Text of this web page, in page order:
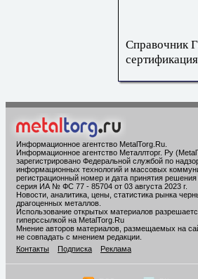
Справочник
Информационное агентство MetalTorg.Ru
Информационное агентство Металлторг. Ру
зарегистрировано Федеральной службой по
информационных технологий и массовых
регистрационный номер и дата принятия решения
серия ИА № ФС 77 - 85704 от 03 августа 2023 г.
Новости, аналитика, цены, статистика рынка
драгоценных металлов.
Использование открытых материалов
гиперссылкой на MetalTorg.Ru
Мнение авторов материалов, размещаемых на
не совпадать с мнением редакции.
Контакты
Подписка Реклама